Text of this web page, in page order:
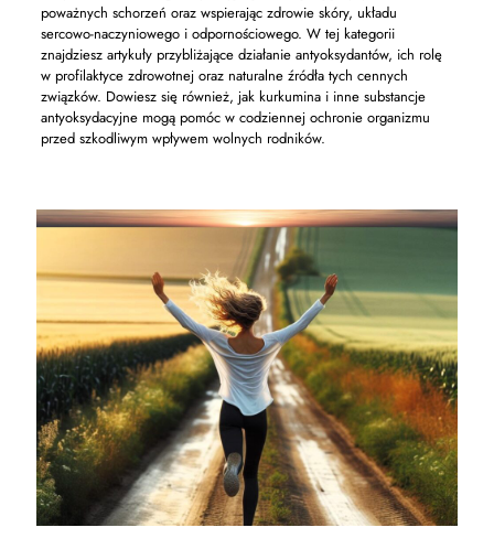
poważnych schorzeń oraz wspierając zdrowie skóry, układu
sercowo-naczyniowego i odpornościowego. W tej kategorii
znajdziesz artykuły przybliżające działanie antyoksydantów, ich rolę
w profilaktyce zdrowotnej oraz naturalne źródła tych cennych
związków. Dowiesz się również, jak kurkumina i inne substancje
antyoksydacyjne mogą pomóc w codziennej ochronie organizmu
przed szkodliwym wpływem wolnych rodników.